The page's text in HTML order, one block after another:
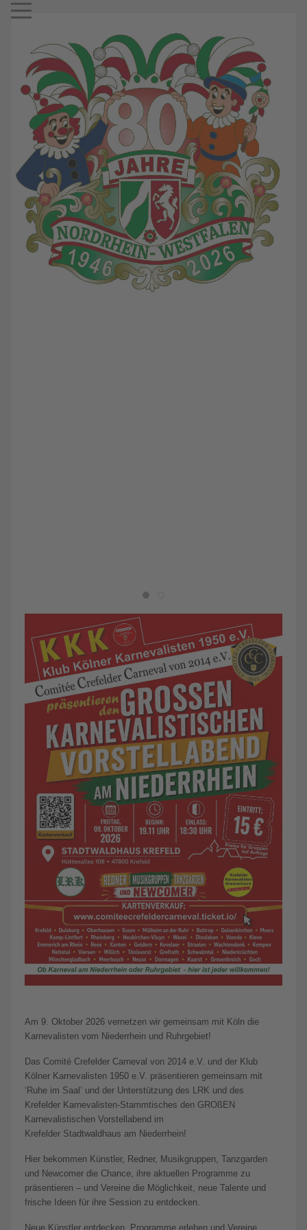
Mobile Menu Toggle
Am 9. Oktober 2026 vernetzen wir gemeinsam mit Köln die
Karnevalisten vom Niederrhein und Ruhrgebiet!
Das Comité Crefelder Carneval von 2014 e.V. und der Klub
Kölner Karnevalisten 1950 e.V. präsentieren gemeinsam mit
‘Ruhe im Saal’ und der Unterstützung des LRK und des
Krefelder Karnevalisten-Stammtisches den GROßEN
Karnevalistischen Vorstellabend im
Krefelder Stadtwaldhaus am Niederrhein!
Hier bekommen Künstler, Redner, Musikgruppen, Tanzgarden
und Newcomer die Chance, ihre aktuellen Programme zu
präsentieren – und Vereine die Möglichkeit, neue Talente und
frische Ideen für ihre Session zu entdecken.
Neue Künstler entdecken, Programme erleben und Vereine